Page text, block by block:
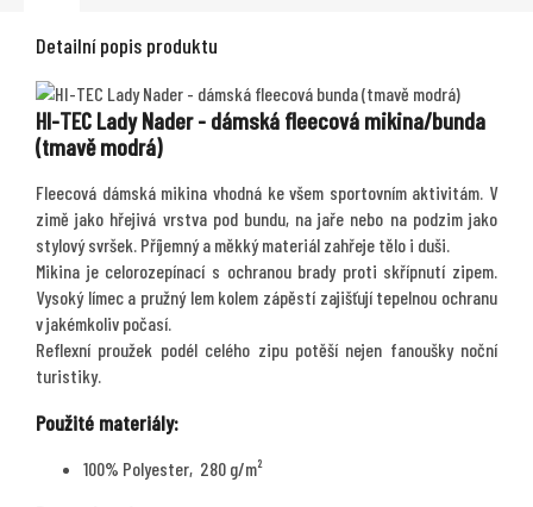
Detailní popis produktu
HI-TEC Lady Nader - dámská fleecová mikina/bunda
(tmavě modrá)
Fleecová dámská mikina vhodná ke všem sportovním aktivitám. V
zimě jako hřejivá vrstva pod bundu, na jaře nebo na podzim jako
stylový svršek. Příjemný a měkký materiál zahřeje tělo i duši.
Mikina je celorozepínací s ochranou brady proti skřípnutí zipem.
Vysoký límec a pružný lem kolem zápěstí zajišťují tepelnou ochranu
v jakémkoliv počasí.
Reflexní proužek podél celého zipu potěší nejen fanoušky noční
turistiky.
Použité materiály:
100% Polyester, 280 g/m²